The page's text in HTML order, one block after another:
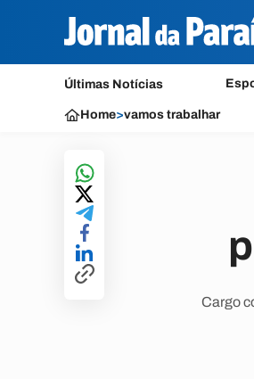
Últimas Notícias
Home>vamos trabalhar
Cargo